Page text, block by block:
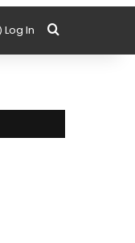
Log In Search for